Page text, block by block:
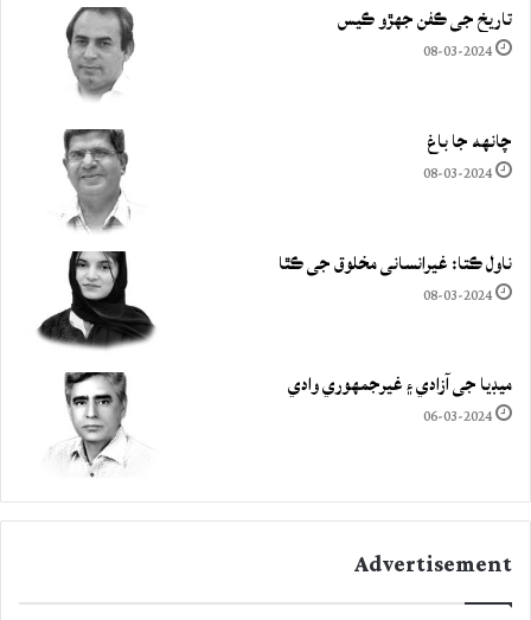
تاريخ جي ڪفن جھڙو ڪيس
08-03-2024
چانهه جا باغ
08-03-2024
ناول ڪتا: غيرانساني مخلوق جي ڪٿا
08-03-2024
ميڊيا جي آزادي ۽ غيرجمھوري وادي
06-03-2024
Advertisement